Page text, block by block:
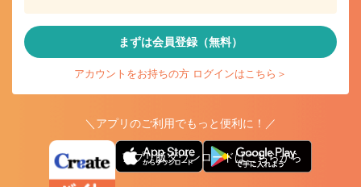
まずは会員登録（無料）
アカウントをお持ちの方 ログインはこちら＞
＼アプリのご利用でもっと便利に！／
アプリ版ダウンロードはこちらから